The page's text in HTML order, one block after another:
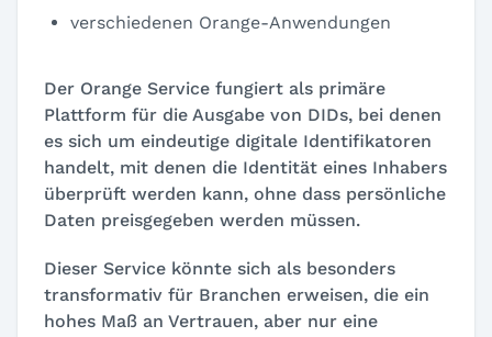
verschiedenen Orange-Anwendungen
Der Orange Service fungiert als primäre
Plattform für die Ausgabe von DIDs, bei denen
es sich um eindeutige digitale Identifikatoren
handelt, mit denen die Identität eines Inhabers
überprüft werden kann, ohne dass persönliche
Daten preisgegeben werden müssen.
Dieser Service könnte sich als besonders
transformativ für Branchen erweisen, die ein
hohes Maß an Vertrauen, aber nur eine